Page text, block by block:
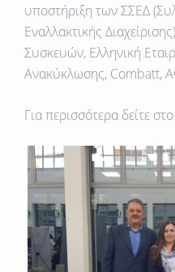
υποστήριξη τωνΣΣΕΔ
Εναλλακτικής
Συσκευών, Ελληνική
Ανακύκλωσης, Combatt,
Για περισσότερα δείτε στο